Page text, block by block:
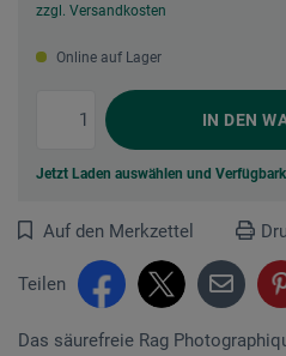
zzgl. Versandkosten
Online auf Lager
IN DEN
Jetzt Laden auswählen und
Auf den Merkzettel
Teilen
Das säurefreie Rag